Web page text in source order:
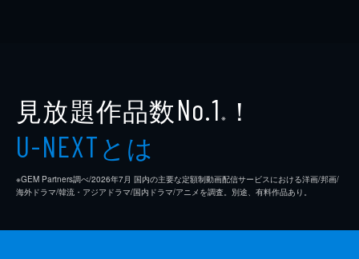
見放題作品数No.1 ※ ！
U-NEXTとは
※GEM Partners調べ/2026年7⽉ 国内の主要な定額制動画配信サービスにおける洋画/邦画/
海外ドラマ/韓流・アジアドラマ/国内ドラマ/アニメを調査。別途、有料作品あり。